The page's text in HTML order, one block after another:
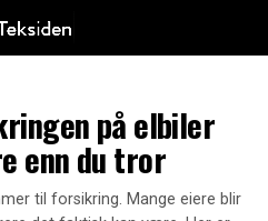
på elbiler
enn du tror
til forsikring. Mange eiere blir